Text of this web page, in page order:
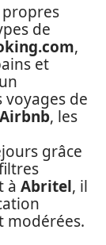
propres
de
,
et
de
Airbnb, les
grâce
à Abritel, il
modérées.